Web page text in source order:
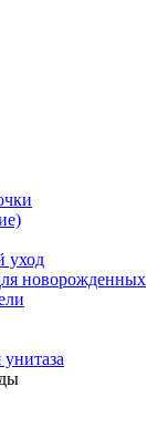
уход
новорожденных